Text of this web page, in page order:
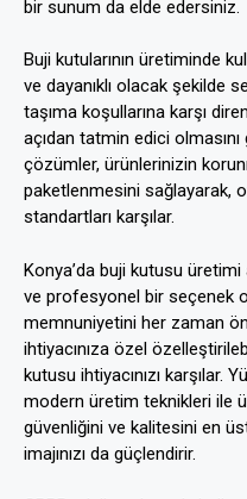
bir sunum da elde edersiniz.
Buji kutularının üretiminde
ve dayanıklı olacak şekilde
taşıma koşullarına karşı
açıdan tatmin edici
çözümler, ürünlerinizin
paketlenmesini sağlayarak,
standartları karşılar.
Konya’da buji kutusu üretimi
ve profesyonel bir seçenek
memnuniyetini her zaman
ihtiyacınıza özel
kutusu ihtiyacınızı karşılar.
modern üretim teknikleri ile
güvenliğini ve kalitesini en
imajınızı da güçlendirir.